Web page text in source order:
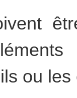
ou